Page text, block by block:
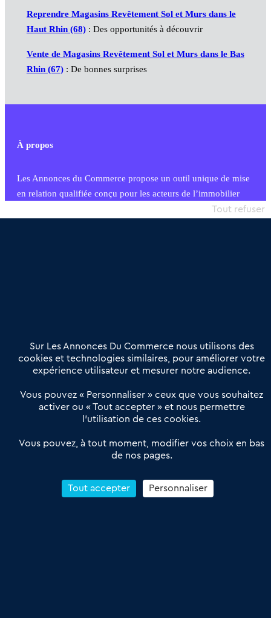
Reprendre Magasins Revêtement Sol et Murs dans le
Haut Rhin (68): Des opportunités à découvrir
Vente de Magasins Revêtement Sol et Murs dans le Bas
Rhin (67): De bonnes surprises
À propos
Les Annonces du Commerce propose un outil unique de mise
en relation qualifiée conçu pour les acteurs de l’immobilier
commercial et les collectivités territoriales, simple et intégrant
Offres Pro
Actualités
Qui sommes nous ?
Derniers articles
Réseau 3C : un partenaire national dédié aux transactions
Petitscommerces : Un partenariat au service du commerce de
proximité et des territoires
Reprendre un Restaurant Rapide
Sur Les Annonces Du Commerce nous utilisons des
cookies et technologies similaires, pour améliorer votre
expérience utilisateur et mesurer notre audience.
Vous pouvez « Personnaliser » ceux que vous souhaitez
activer ou « Tout accepter » et nous permettre
l’utilisation de ces cookies.
Vous pouvez, à tout moment, modifier vos choix en bas
de nos pages.
Tout accepter
Tout refuser
Personnaliser